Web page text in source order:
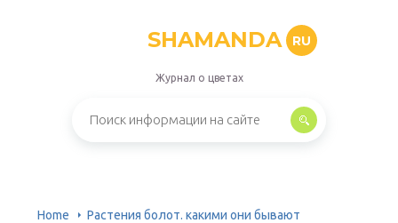
SHAMANDA RU
Журнал о цветах
Home Растения болот. какими они бывают